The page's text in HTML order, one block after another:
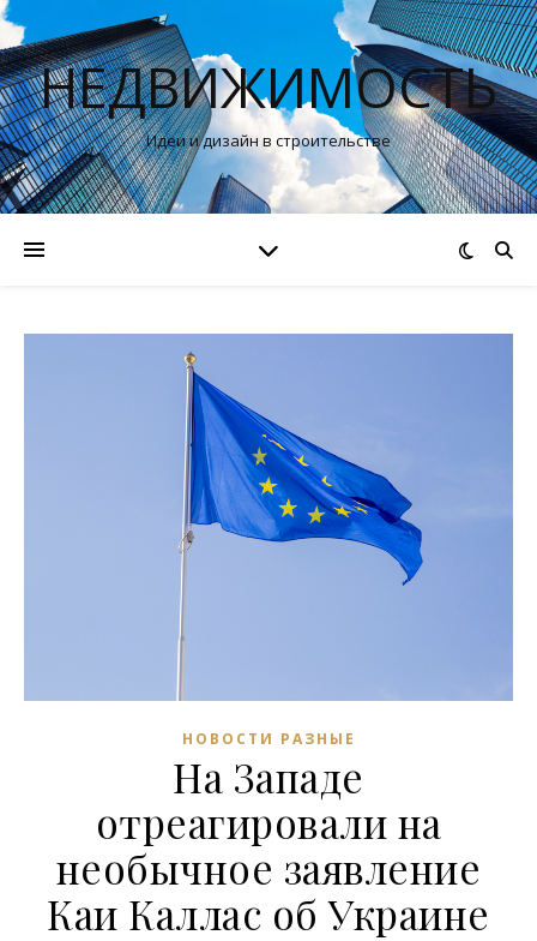
НЕДВИЖИМОСТЬ
Идеи и дизайн в строительстве
НОВОСТИ РАЗНЫЕ
На Западе
отреагировали на
необычное заявление
Каи Каллас об Украине